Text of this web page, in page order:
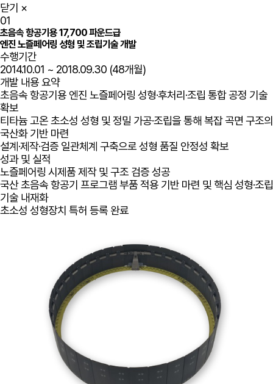
닫기 ×
01
초음속 항공기용 17,700 파운드급
엔진 노즐페어링 성형 및 조립기술 개발
수행기간
2014.10.01 ~ 2018.09.30 (48개월)
개발 내용 요약
초음속 항공기용 엔진 노즐페어링 성형·후처리·조립 통합 공정 기술
확보
티타늄 고온 초소성 성형 및 정밀 가공·조립을 통해 복잡 곡면 구조의
국산화 기반 마련
설계·제작·검증 일관체계 구축으로 성형 품질 안정성 확보
성과 및 실적
노즐페어링 시제품 제작 및 구조 검증 성공
국산 초음속 항공기 프로그램 부품 적용 기반 마련 및 핵심 성형·조립
기술 내재화
초소성 성형장치 특허 등록 완료